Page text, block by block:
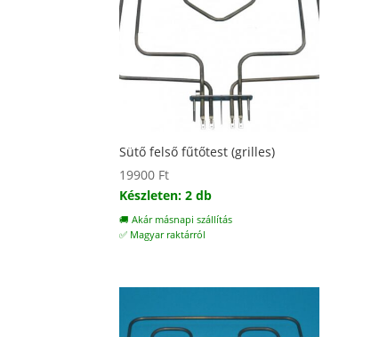
Sütő felső fűtőtest (grilles)
19900 Ft
Készleten: 2 db
🚚 Akár másnapi szállítás
✅ Magyar raktárról